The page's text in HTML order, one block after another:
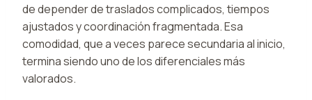
de depender de traslados complicados, tiempos
ajustados y coordinación fragmentada. Esa
comodidad, que a veces parece secundaria al inicio,
termina siendo uno de los diferenciales más
valorados.